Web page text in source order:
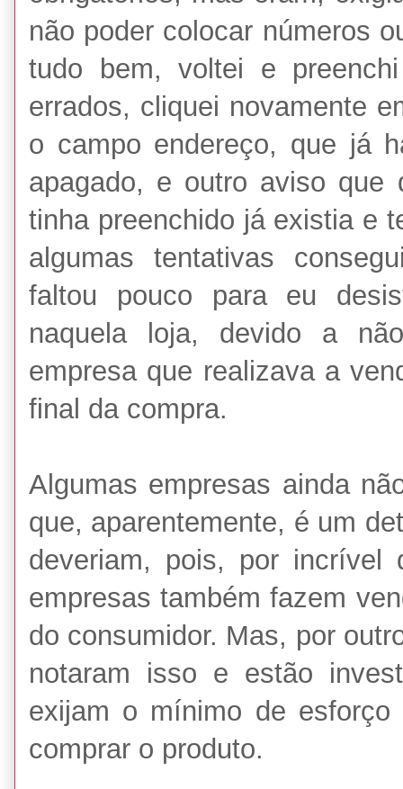
não poder colocar números
tudo bem, voltei e
errados, cliquei novamente
o campo endereço, que já
apagado, e outro aviso
tinha preenchido já existia e
algumas tentativas
faltou pouco para eu
naquela loja, devido a
empresa que realizava a
final da compra.
Algumas empresas ainda
que, aparentemente, é um
deveriam, pois, por incrível
empresas também fazem
do consumidor. Mas, por
notaram isso e estão
exijam o mínimo de
comprar o produto.